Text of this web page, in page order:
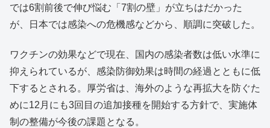
では6割前後で伸び悩む「7割の壁」が立ちはだかった
が、日本では感染への危機感などから、順調に突破した。
ワクチンの効果などで現在、国内の感染者数は低い水準に
抑えられているが、感染防御効果は時間の経過とともに低
下するとされる。厚労省は、海外のような再拡大を防ぐた
めに12月にも3回目の追加接種を開始する方針で、実施体
制の整備が今後の課題となる。